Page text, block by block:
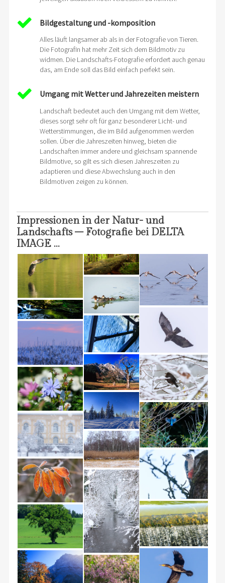
Bildgestaltung und -komposition
Alles läuft langsamer ab als in der Fotografie von Tieren.
Die FotografIn hat mehr Zeit sich dem Bildmotiv zu
widmen. Die Landschafts-Fotografie erfordert auch genau
das, am Ende soll das Bild einfach perfekt sein.
Umgang mit Wetter und Jahrezeiten meistern
Landschaft bedeutet auch den Umgang mit dem Wetter,
dieses sorgt sehr oft für ganz besonderer Licht- und
Wetterstimmungen, die im Bild aufgenommen werden
sollen. Über die Jahreszeiten hinweg, bieten die
Landschaften immer andere und gleichsam spannende
Bildmotive, so gilt es sich diesen Jahreszeiten zu
adaptieren und diese Abwechslung auch in den
Bildmotiven zeigen zu können.
Impressionen in der Natur- und
Landschafts – Fotografie bei DELTA
IMAGE …